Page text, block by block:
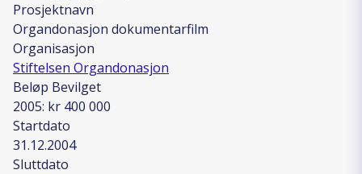
Prosjektnavn
Organdonasjon dokumentarfilm
Organisasjon
Stiftelsen Organdonasjon
Beløp Bevilget
2005: kr 400 000
Startdato
31.12.2004
Sluttdato